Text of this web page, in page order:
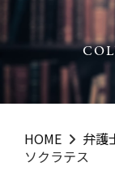
HOME 弁護
ソクラテス